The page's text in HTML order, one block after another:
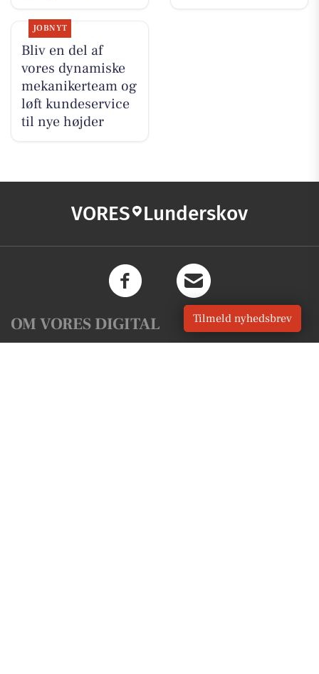
JOBNYT
Bliv en del af
vores dynamiske
mekanikerteam og
løft kundeservice
til nye højder
VORES Lunderskov
OM VORES DIGITAL Tilmeld nyhedsbrev